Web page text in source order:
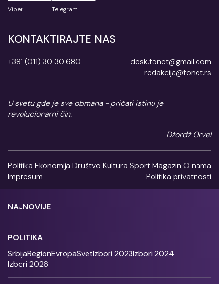
Viber Telegram
KONTAKTIRAJTE NAS
+381 (011) 30 30 680
desk.fonet@gmail.com
redakcija@fonet.rs
U svetu gde je sve obmana - pričati istinu je
revolucionarni čin.
Džordž Orvel
Politika Ekonomija Društvo Kultura SportMagazin O nama
Impresum
Politika privatnosti
NAJNOVIJE
POLITIKA
SrbijaRegionEvropaSvetIzbori 2023Izbori 2024
Izbori 2026